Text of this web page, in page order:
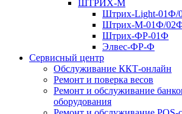
ШТРИХ-М
Штрих-Light-01Ф/
Штрих-М-01Ф/
Штрих-ФР-01Ф
Элвес-ФР-Ф
Сервисный центр
Обслуживание ККТ-онлайн
Ремонт и поверка весов
Ремонт и обслуживание
оборудования